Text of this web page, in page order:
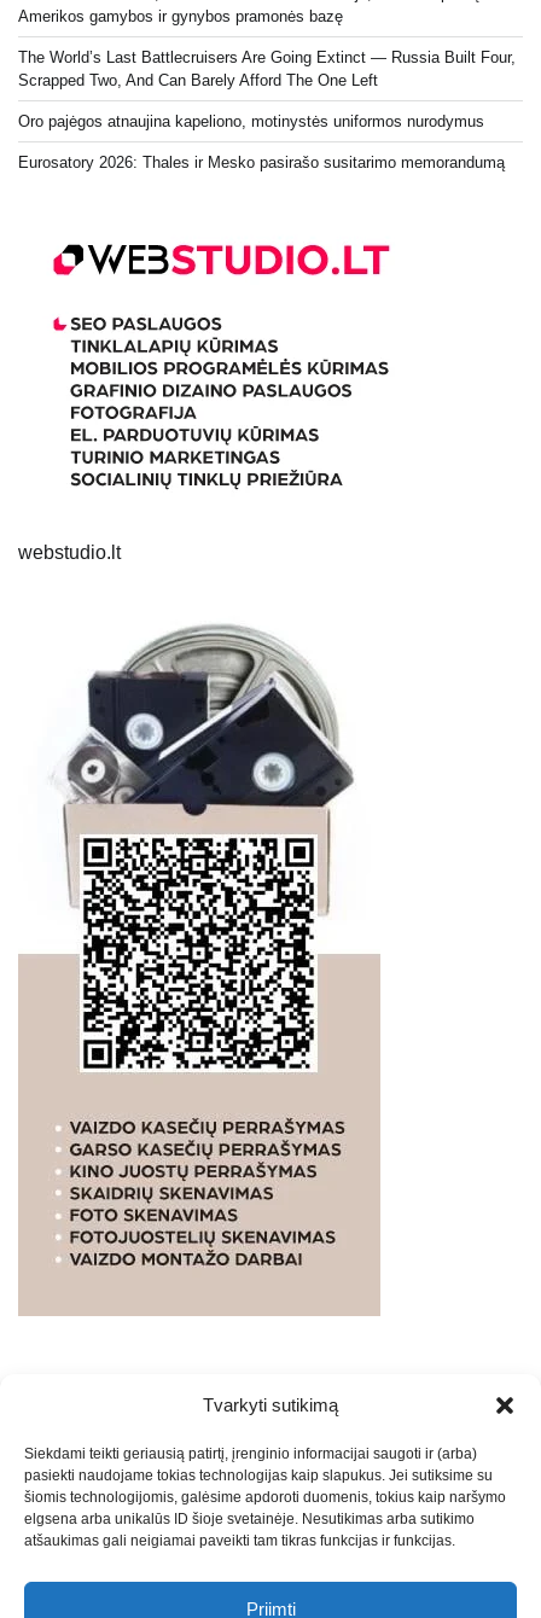
Tvarkyti sutikimą
Siekdami teikti geriausią patirtį, įrenginio informacijai saugoti ir (arba)
pasiekti naudojame tokias technologijas kaip slapukus. Jei sutiksime su
šiomis technologijomis, galėsime apdoroti duomenis, tokius kaip naršymo
elgsena arba unikalūs ID šioje svetainėje. Nesutikimas arba sutikimo
atšaukimas gali neigiamai paveikti tam tikras funkcijas ir funkcijas.
Priimti
Amerikos gamybos ir gynybos pramonės bazę
The World’s Last Battlecruisers Are Going Extinct — Russia Built Four,
Scrapped Two, And Can Barely Afford The One Left
Oro pajėgos atnaujina kapeliono, motinystės uniformos nurodymus
Eurosatory 2026: Thales ir Mesko pasirašo susitarimo memorandumą
webstudio.lt
PASLAUGOS. SEO tekstų rašymas, turinio kūrimas,
straipsnių rašymas ir talpinimas į mūsų valdomas
svetaines.2026Armijai.LTTheme: Express News ByAdore
Themes.